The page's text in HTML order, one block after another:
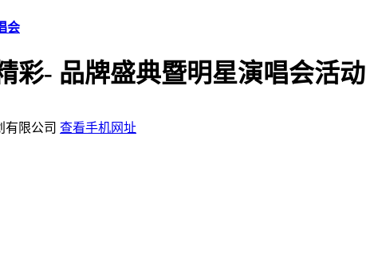
会
彩- 品牌盛典暨明星演唱会活动
有限公司 查看手机网址